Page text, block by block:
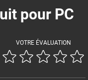
pour PC
VOTRE ÉVALUATION